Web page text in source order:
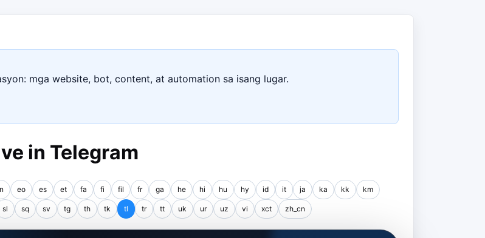
mga website, bot, content, at automation sa isang lugar.
in Telegram
eo es et fa fi fil fr ga he hi hu hy id it ja ka kk km
sl sq sv tg th tk tl tr tt uk ur uz vi xct zh_cn